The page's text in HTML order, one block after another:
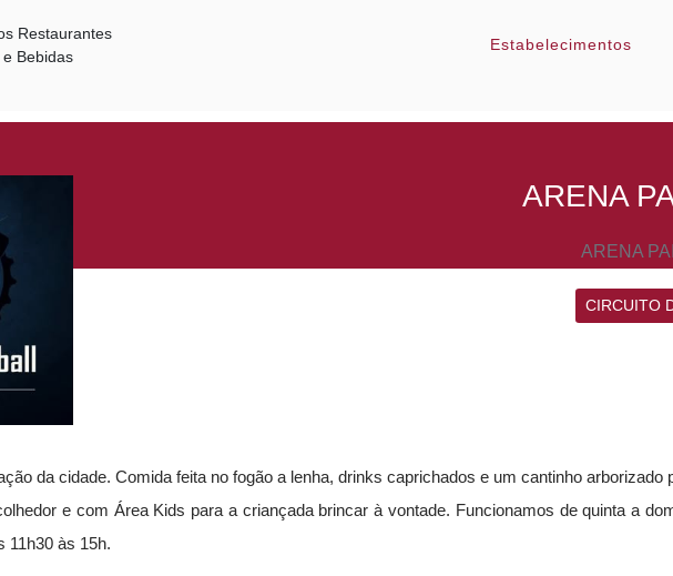
Restaurantes
Bebidas
Estabelecimentos
ARENA
ARENA
CIRCUITO
da cidade. Comida feita no fogão a lenha, drinks caprichados e um cantinho arborizado
e com Área Kids para a criançada brincar à vontade. Funcionamos de quinta a
11h30 às 15h.